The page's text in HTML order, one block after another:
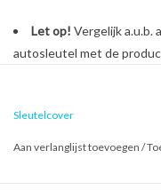
Let op! Vergelijk a.u.b.
autosleutel met de
Sleutelcover
Aan verlanglijst toevoegen /